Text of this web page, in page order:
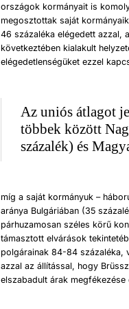
országok kormányait is
megosztottak saját
46 százaléka elégedett azzal,
következtében kialakult
elégedetlenségüket ezzel
Az uniós átlagot
többek között
százalék) és
míg a saját kormányuk –
aránya Bulgáriában (35
párhuzamosan széles körű
támasztott elvárások
polgárainak 84-84 százaléka,
azzal az állítással, hogy
elszabadult árak